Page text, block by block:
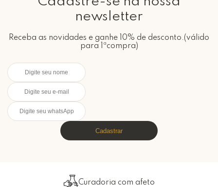
newsletter
Receba as novidades e ganhe 10% de desconto.(válido
para 1ªcompra)
Cadastrar
Curadoria com afeto